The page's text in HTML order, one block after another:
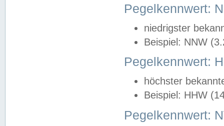
Pegelkennwert:
niedrigster
Beispiel: NNW
Pegelkennwert:
höchster
Beispiel: HHW
Pegelkennwert: